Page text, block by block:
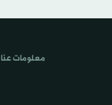
معلومات عنا